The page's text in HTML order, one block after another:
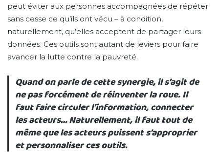
peut éviter aux personnes accompagnées de répéter
sans cesse ce qu’ils ont vécu – à condition,
naturellement, qu’elles acceptent de partager leurs
données. Ces outils sont autant de leviers pour faire
avancer la lutte contre la pauvreté.
Quand on parle de cette synergie, il s’agit de
ne pas forcément de réinventer la roue. Il
faut faire circuler l’information, connecter
les acteurs… Naturellement, il faut tout de
même que les acteurs puissent s’approprier
et personnaliser ces outils.